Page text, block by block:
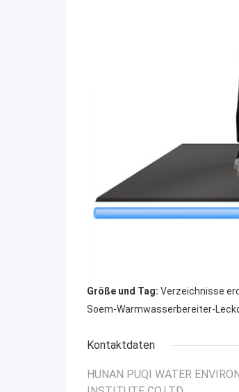
Größe und Tag: Verzeichnisse
Soem-Warmwasserbereiter-
Kontaktdaten
HUNAN PUQI WATER